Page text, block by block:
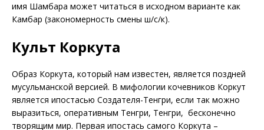
имя Шамбара может читаться в исходном варианте как
Камбар (закономерность смены ш/с/к).
Культ Коркута
Образ Коркута, который нам известен, является поздней
мусульманской версией. В мифологии кочевников Коркут
является ипостасью Создателя-Тенгри, если так можно
выразиться, оперативным Тенгри, Тенгри, бесконечно
творящим мир. Первая ипостась самого Коркута –